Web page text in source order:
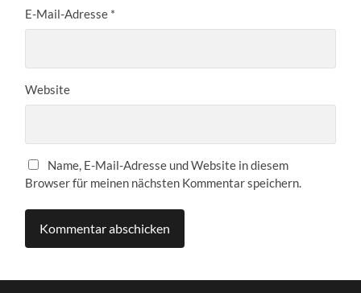
E-Mail-Adresse *
Website
Name, E-Mail-Adresse und Website in diesem
Browser für meinen nächsten Kommentar speichern.